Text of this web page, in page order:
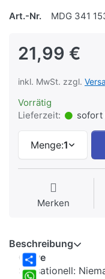
Art.-Nr. MDG 341
21,99 €
inkl. MwSt. zzgl.
Vorrätig
Lieferzeit:
sofort
Menge:1
Merken
Share
Beschreibung
Grave
Sensationell: